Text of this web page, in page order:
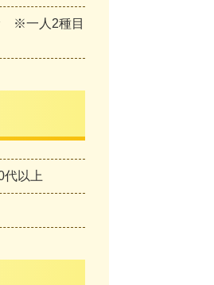
※一人2種目
代以上